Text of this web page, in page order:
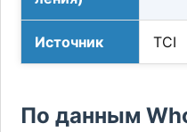
Источник TCI
По данным